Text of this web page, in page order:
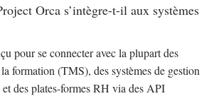
Orca s’intègre-t-il aux systèmes
pour se connecter avec la plupart des
formation (TMS), des systèmes de gestion
des plates-formes RH via des API